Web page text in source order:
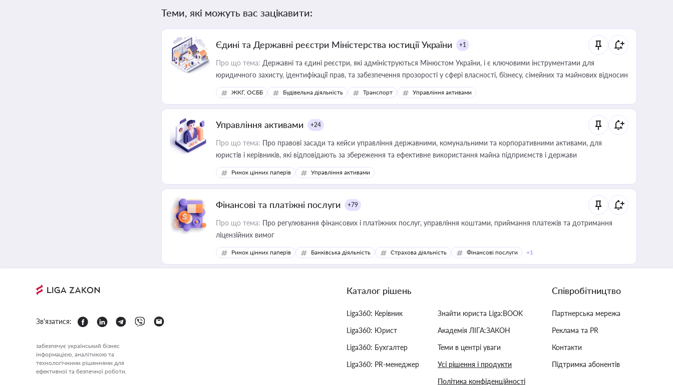
Теми, які можуть вас зацікавити:
Єдині та Державні реєстри Міністерства юстиції України +1
Про що тема: Державні та єдині реєстри, які адмініструються Мінюстом України, і є ключовими інструментами для
юридичного захисту, ідентифікації прав, та забезпечення прозорості у сфері власності, бізнесу, сімейних та майнових відносин
ЖКГ, ОСББ Будівельна діяльність Транспорт Управління активами
Управління активами +24
Про що тема: Про правові засади та кейси управління державними, комунальними та корпоративними активами, для
юристів і керівників, які відповідають за збереження та ефективне використання майна підприємств і держави
Ринок цінних паперів Управління активами
Фінансові та платіжні послуги +79
Про що тема: Про регулювання фінансових і платіжних послуг, управління коштами, приймання платежів та дотримання
ліцензійних вимог
Ринок цінних паперів Банківська діяльність Страхова діяльність Фінансові послуги +1
Зв'язатися:
забезпечує український бізнес
інформацією, аналітикою та
технологічними рішеннями для
ефективної та безпечної роботи.
Каталог рішень
Liga360: Керівник
Liga360: Юрист
Liga360: Бухгалтер
Liga360: PR-менеджер
Знайти юриста Liga:BOOK
Академія ЛІГА:ЗАКОН
Теми в центрі уваги
Усі рішення і продукти
Політика конфіденційності
Співробітництво
Партнерська мережа
Реклама та PR
Контакти
Підтримка абонентів